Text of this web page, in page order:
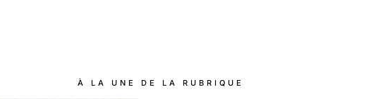
À LA UNE DE LA RUBRIQUE